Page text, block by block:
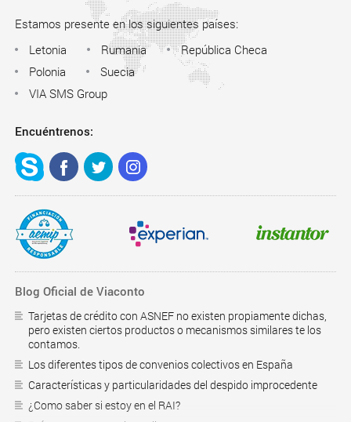
Estamos presente en los siguientes países:
Letonia
Rumania
República Checa
Polonia
Suecia
VIA SMS Group
Encuéntrenos:
Blog Oficial de Viaconto
Tarjetas de crédito con ASNEF no existen propiamente dichas,
pero existen ciertos productos o mecanismos similares te los
contamos.
Los diferentes tipos de convenios colectivos en España
Características y particularidades del despido improcedente
¿Como saber si estoy en el RAI?